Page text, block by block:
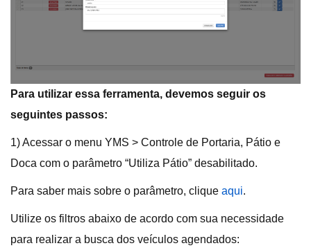
Para utilizar essa ferramenta, devemos seguir os
seguintes passos:
1) Acessar o menu YMS > Controle de Portaria, Pátio e
Doca com o parâmetro “Utiliza Pátio” desabilitado.
Para saber mais sobre o parâmetro, clique aqui.
Utilize os filtros abaixo de acordo com sua necessidade
para realizar a busca dos veículos agendados: